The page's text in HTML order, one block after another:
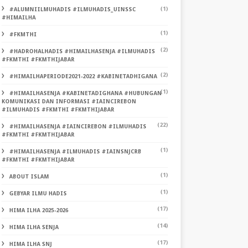
#ALUMNIILMUHADIS #ILMUHADIS_UINSSC
#HIMAILHA
(1)
#FKMTHI (1)
#HADROHALHADIS #HIMAILHASENJA #ILMUHADIS
#FKMTHI #FKMTHIJABAR
(2)
#HIMAILHAPERIODE2021-2022 #KABINETADHIGANA (2)
#HIMAILHASENJA #KABINETADIGHANA #HUBUNGAN
KOMUNIKASI DAN INFORMASI #IAINCIREBON
#ILMUHADIS #FKMTHI #FKMTHIJABAR
(1)
#HIMAILHASENJA #IAINCIREBON #ILMUHADIS
#FKMTHI #FKMTHIJABAR
(22)
#HIMAILHASENJA #ILMUHADIS #IAINSNJCRB
#FKMTHI #FKMTHIJABAR
(1)
ABOUT ISLAM (1)
GEBYAR ILMU HADIS (1)
HIMA ILHA 2025-2026 (17)
HIMA ILHA SENJA (14)
HIMA ILHA SNJ (17)